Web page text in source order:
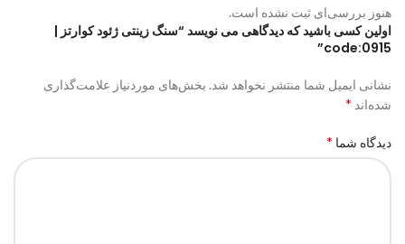
هنوز بررسی‌ای ثبت نشده است.
اولین کسی باشید که دیدگاهی می نویسد “سنگ زینتی ژئود کوارتز |
code:0915”
نشانی ایمیل شما منتشر نخواهد شد. بخش‌های موردنیاز علامت‌گذاری
شده‌اند *
دیدگاه شما *